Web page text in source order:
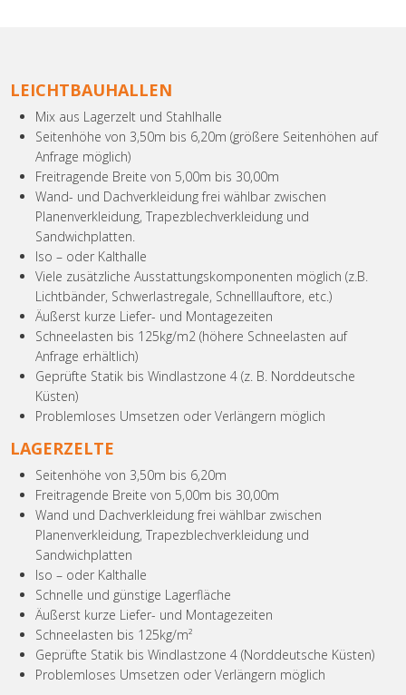
LEICHTBAUHALLEN
Mix aus Lagerzelt und Stahlhalle
Seitenhöhe von 3,50m bis 6,20m (größere Seitenhöhen auf
Anfrage möglich)
Freitragende Breite von 5,00m bis 30,00m
Wand- und Dachverkleidung frei wählbar zwischen
Planenverkleidung, Trapezblechverkleidung und
Sandwichplatten.
Iso – oder Kalthalle
Viele zusätzliche Ausstattungskomponenten möglich (z.B.
Lichtbänder, Schwerlastregale, Schnelllauftore, etc.)
Äußerst kurze Liefer- und Montagezeiten
Schneelasten bis 125kg/m2 (höhere Schneelasten auf
Anfrage erhältlich)
Geprüfte Statik bis Windlastzone 4 (z. B. Norddeutsche
Küsten)
Problemloses Umsetzen oder Verlängern möglich
LAGERZELTE
Seitenhöhe von 3,50m bis 6,20m
Freitragende Breite von 5,00m bis 30,00m
Wand und Dachverkleidung frei wählbar zwischen
Planenverkleidung, Trapezblechverkleidung und
Sandwichplatten
Iso – oder Kalthalle
Schnelle und günstige Lagerfläche
Äußerst kurze Liefer- und Montagezeiten
Schneelasten bis 125kg/m²
Geprüfte Statik bis Windlastzone 4 (Norddeutsche Küsten)
Problemloses Umsetzen oder Verlängern möglich